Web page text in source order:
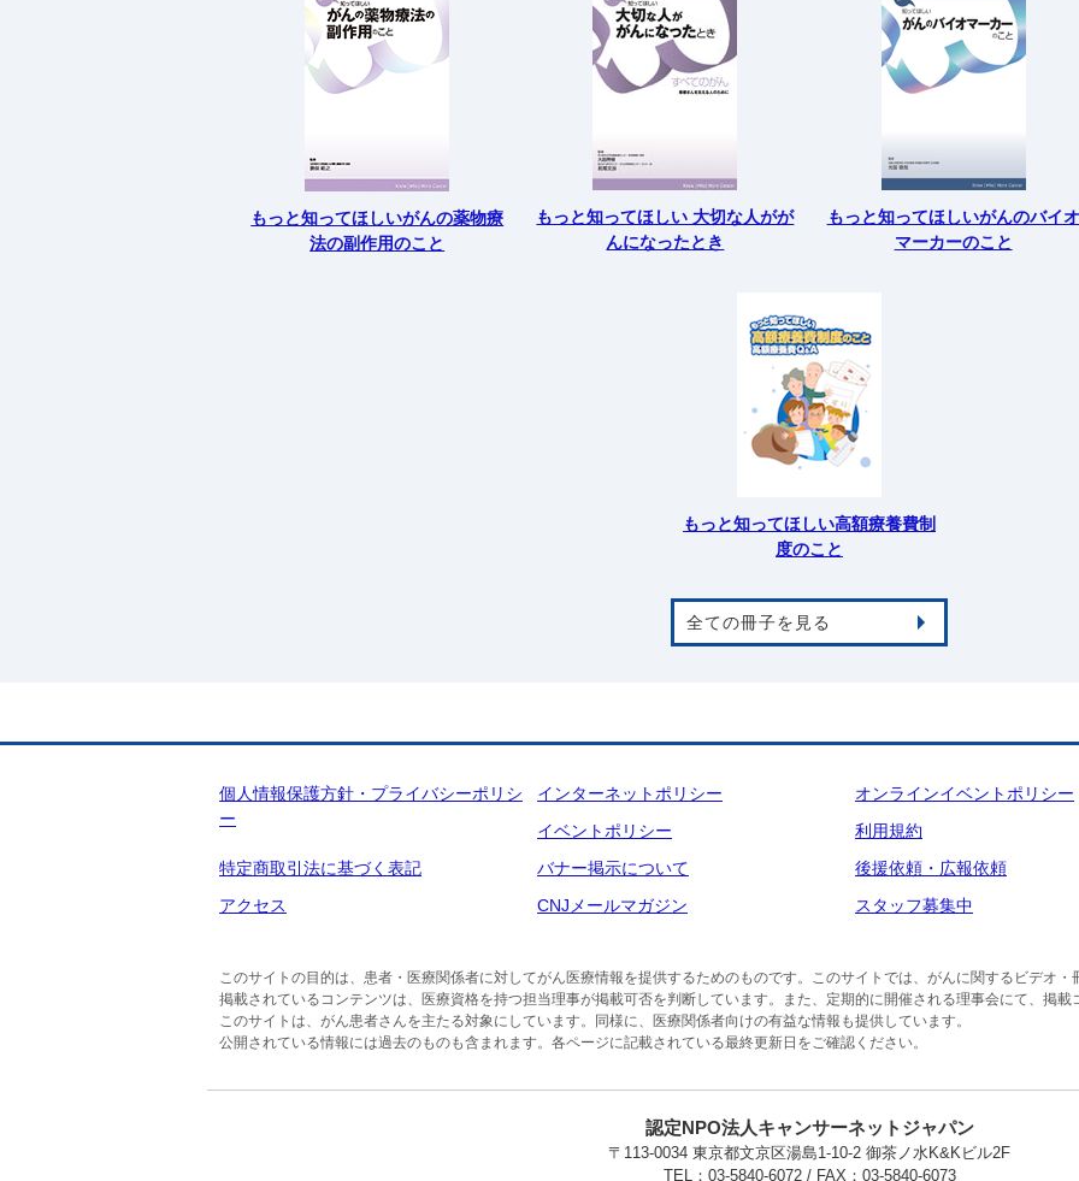
もっと知ってほしいがんの薬物療
法の副作用のこと
もっと知ってほしい 大切な人がが
んになったとき
もっと知ってほしいがんのバイオ
マーカーのこと
もっと知ってほしい高額療養費制
度のこと
全ての冊子を見る
個人情報保護方針・プライバシーポリシ
ー
インターネットポリシー
オンラインイベントポリシー
イベントポリシー
利用規約
特定商取引法に基づく表記
バナー掲示について
後援依頼・広報依頼
アクセス
CNJメールマガジン スタッフ募集中
このサイトの目的は、患者・医療関係者に対してがん医療情報を提供するためのものです。このサイトでは、がんに関するビデオ
掲載されているコンテンツは、医療資格を持つ担当理事が掲載可否を判断しています。また、定期的に開催される理事会にて、掲
このサイトは、がん患者さんを主たる対象にしています。同様に、医療関係者向けの有益な情報も提供しています。
公開されている情報には過去のものも含まれます。各ページに記載されている最終更新日をご確認ください。
認定NPO法人キャンサーネットジャパン
〒113-0034 東京都文京区湯島1-10-2 御茶ノ水K&Kビル2F
TEL：03-5840-6072 / FAX：03-5840-6073